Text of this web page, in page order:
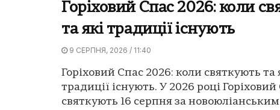
Горіховий Спас 2026: коли
та які традиції існують
9 СЕРПНЯ, 2026 / 11:40
Горіховий Спас 2026: коли святкують та
традиції існують. У 2026 році
святкують 16 серпня за новоюліанським